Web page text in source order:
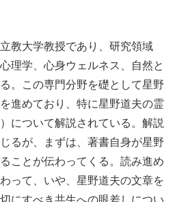
教大学教授であり、研究領域
理学、心身ウェルネス、自然と
。この専門分野を礎として星野
進めており、特に星野道夫の霊
について解説されている。解説
るが、まずは、著書自身が星野
ことが伝わってくる。読み進め
って、いや、星野道夫の文章を
にすべき共生への眼差しについ